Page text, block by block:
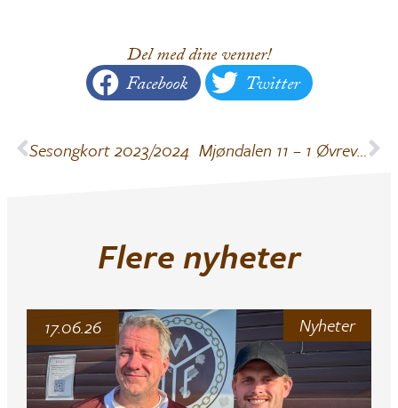
Del med dine venner!
Facebook Twitter
Sesongkort 2023/2024 Mjøndalen 11 – 1 Øvrevoll Hosle (treningskamp)
Flere nyheter
Nyheter
17.06.26